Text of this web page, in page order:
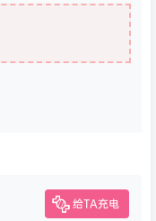
给TA充电